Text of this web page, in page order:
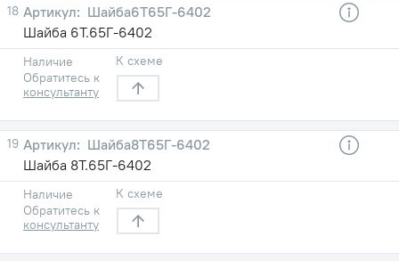
18
Шайба6Т65Г-6402
Шайба 6Т.65Г-6402
Наличие
Обратитесь к
консультанту
К схеме
19
Шайба8Т65Г-6402
Шайба 8Т.65Г-6402
Наличие
Обратитесь к
консультанту
К схеме